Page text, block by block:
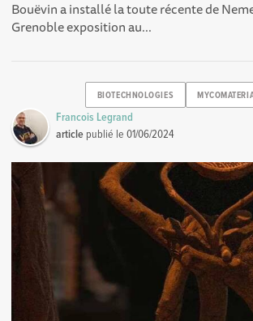
Bouëvin a installé la toute récente de
Grenoble exposition au...
BIOTECHNOLOGIES
Francois Legrand
article publié le01/06/2024